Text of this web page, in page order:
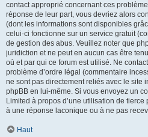
contact approprié concernant ces
réponse de leur part, vous devriez alors
(dont les informations sont disponibles
celui-ci fonctionne sur un service gratuit
de gestion des abus. Veuillez noter que
juridiction et ne peut en aucun cas être
où et par qui ce forum est utilisé. Ne
problème d’ordre légal (commentaire
ne sont pas directement reliés avec le site
phpBB en lui-même. Si vous envoyez un
Limited à propos d’une utilisation de
à une réponse laconique ou à ne pas
Haut